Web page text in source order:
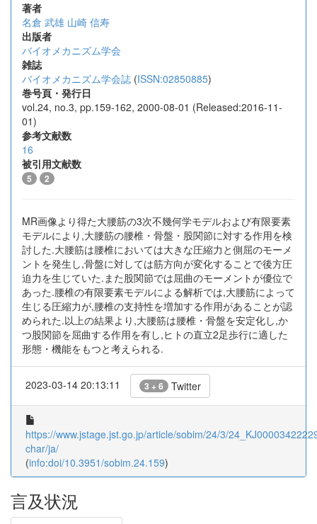
著者
名倉 武雄 山崎 信寿
出版者
バイオメカニズム学会
雑誌
バイオメカニズム学会誌 (ISSN:02850885)
巻号頁・発行日
vol.24, no.3, pp.159-162, 2000-08-01 (Released:2016-11-
01)
参考文献数
16
被引用文献数
5 2
MR画像より得た大腰筋の3次不幾何学モデルおよび有限要素
モデルにより,大腰筋の腰椎・骨盤・股関節に対する作用を検
討した.大腰筋は腰椎においては大きな圧縮力と側屈のモーメ
ントを発生し,骨盤に対しては筋方向が変化することで後方圧
迫力を生じていた.また股関節では屈曲のモーメントが優位で
あった.腰椎の有限要素モデルによる解析では,大腰筋によって
生じる圧縮力が,腰椎の支持性を増加する作用があることが認
められた.以上の結果より,大腰筋は腰椎・骨盤を安定化し,か
つ股関節を屈曲する作用を有し,ヒトの直立2足歩行に適した
形態・機能をもつと考えられる.
2023-03-14 20:13:11 3 + 6 Twitter
https://www.jstage.jst.go.jp/article/sobim/24/3/
char/ja/
(info:doi/10.3951/sobim.24.159)
言及状況